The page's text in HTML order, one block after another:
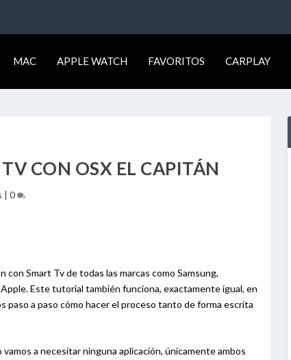
MAC APPLE WATCH FAVORITOS CARPLAY
CON OSX EL CAPITÁN
|0
Smart Tv de todas las marcas como Samsung,
Este tutorial también funciona, exactamente igual, en
a paso cómo hacer el proceso tanto de forma escrita
a necesitar ninguna aplicación, únicamente ambos